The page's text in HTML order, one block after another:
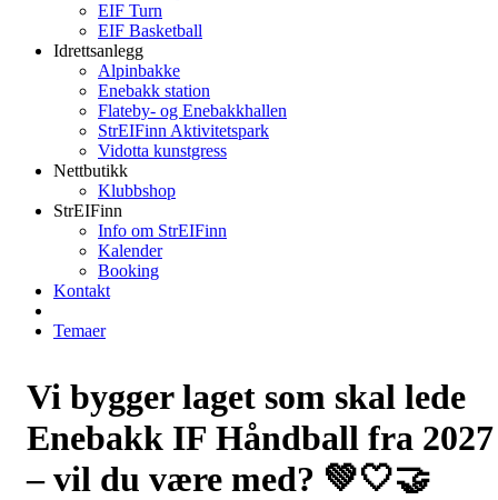
EIF Turn
EIF Basketball
Idrettsanlegg
Alpinbakke
Enebakk station
Flateby- og Enebakkhallen
StrEIFinn Aktivitetspark
Vidotta kunstgress
Nettbutikk
Klubbshop
StrEIFinn
Info om StrEIFinn
Kalender
Booking
Kontakt
Temaer
Vi bygger laget som skal lede
Enebakk IF Håndball fra 2027
– vil du være med? 💚🤍🤝